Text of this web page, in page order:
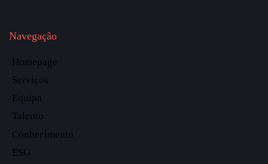
Navegação
Homepage
Serviços
Equipa
Talento
Conhecimento
ESG